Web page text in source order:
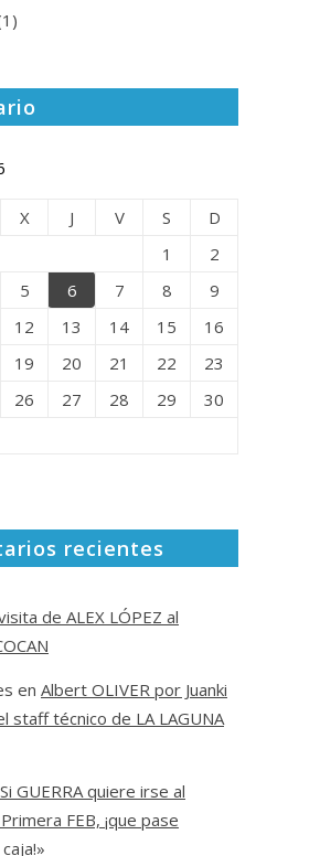
X J V S
D
1
2
5 6 7 8
9
12 13 14 15
16
19 20 21 22
23
26 27 28 29
30
recientes
de ALEX LÓPEZ al
en Albert OLIVER por Juanki
staff técnico de LA LAGUNA
GUERRA quiere irse al
FEB, ¡que pase